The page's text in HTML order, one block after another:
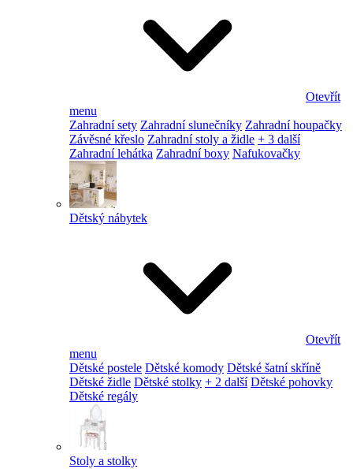
Otevřít
menu
Zahradní sety Zahradní slunečníky Zahradní houpačky
Závěsné křeslo Zahradní stoly a židle + 3 další
Zahradní lehátka Zahradní boxy Nafukovačky
Dětský nábytek
Otevřít
menu
Dětské postele Dětské komody Dětské šatní skříně
Dětské židle Dětské stolky + 2 další Dětské pohovky
Dětské regály
Stoly a stolky